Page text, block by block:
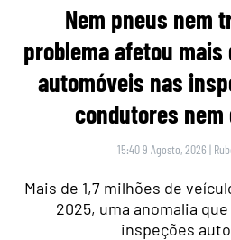
Nem pneus nem
problema afetou mais
automóveis nas
condutores nem
15:40 9 Agosto, 2026 |
Mais de 1,7 milhões de
2025, uma anomalia
inspeções